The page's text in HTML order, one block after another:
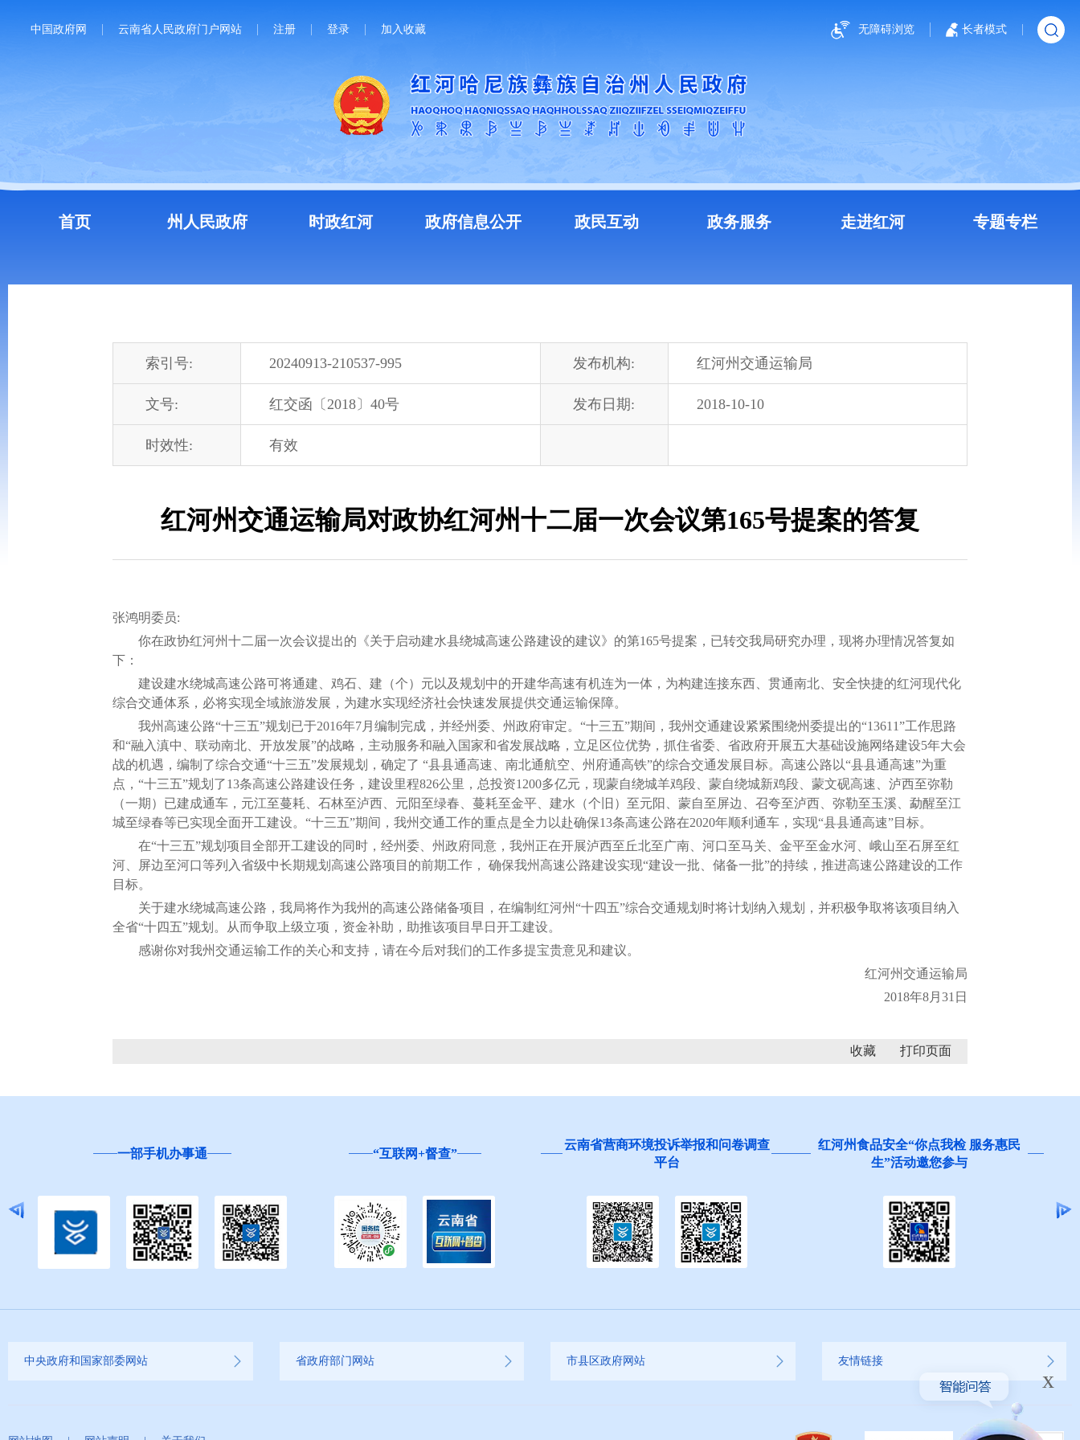
中国政府网 云南省人民政府门户网站 注册 登录 加入收藏 无障碍浏览 长者模式
首页 州人民政府 时政红河 政府信息公开 政民互动 政务服务 走进红河 专题专栏
索引号: 20240913-210537-995 发布机构: 红河州交通运输局
文号: 红交函〔2018〕40号 发布日期: 2018-10-10
时效性: 有效
红河州交通运输局对政协红河州十二届一次会议第165号提案的答复
张鸿明委员:
你在政协红河州十二届一次会议提出的《关于启动建水县绕城高速公路建设的建议》的第165号提案，已转交我局研究办理，现将办理情况答复如
下：
建设建水绕城高速公路可将通建、鸡石、建（个）元以及规划中的开建华高速有机连为一体，为构建连接东西、贯通南北、安全快捷的红河现代化
综合交通体系，必将实现全域旅游发展，为建水实现经济社会快速发展提供交通运输保障。
我州高速公路“十三五”规划已于2016年7月编制完成，并经州委、州政府审定。“十三五”期间，我州交通建设紧紧围绕州委提出的“13611”工作思路
和“融入滇中、联动南北、开放发展”的战略，主动服务和融入国家和省发展战略，立足区位优势，抓住省委、省政府开展五大基础设施网络建设5年大会
战的机遇，编制了综合交通“十三五”发展规划，确定了 “县县通高速、南北通航空、州府通高铁”的综合交通发展目标。高速公路以“县县通高速”为重
点，“十三五”规划了13条高速公路建设任务，建设里程826公里，总投资1200多亿元，现蒙自绕城羊鸡段、蒙自绕城新鸡段、蒙文砚高速、泸西至弥勒
（一期）已建成通车，元江至蔓耗、石林至泸西、元阳至绿春、蔓耗至金平、建水（个旧）至元阳、蒙自至屏边、召夸至泸西、弥勒至玉溪、勐醒至江
城至绿春等已实现全面开工建设。“十三五”期间，我州交通工作的重点是全力以赴确保13条高速公路在2020年顺利通车，实现“县县通高速”目标。
在“十三五”规划项目全部开工建设的同时，经州委、州政府同意，我州正在开展泸西至丘北至广南、河口至马关、金平至金水河、峨山至石屏至红
河、屏边至河口等列入省级中长期规划高速公路项目的前期工作， 确保我州高速公路建设实现“建设一批、储备一批”的持续，推进高速公路建设的工作
目标。
关于建水绕城高速公路，我局将作为我州的高速公路储备项目，在编制红河州“十四五”综合交通规划时将计划纳入规划，并积极争取将该项目纳入
全省“十四五”规划。从而争取上级立项，资金补助，助推该项目早日开工建设。
感谢你对我州交通运输工作的关心和支持，请在今后对我们的工作多提宝贵意见和建议。
红河州交通运输局
2018年8月31日
收藏
一部手机办事通 “互联网+督查”
云南省营商环境投诉举报和问卷调查
平台
红河州食品安全“你点我检 服务惠民
生”活动邀您参与
中央政府和国家部委网站 省政府部门网站 市县区政府网站 友情链接
x